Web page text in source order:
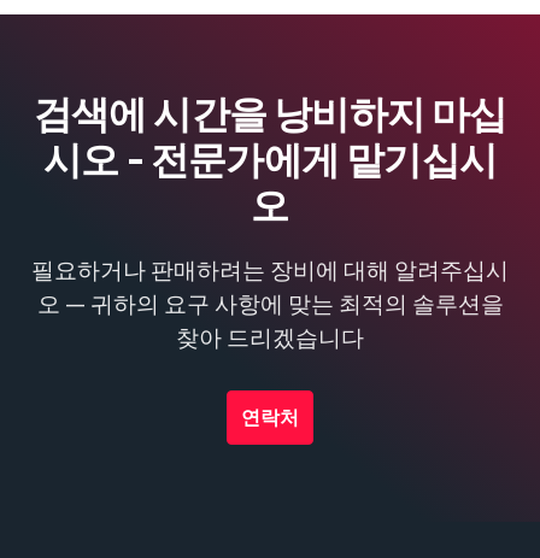
검색에 시간을 낭비하지 마십
시오 - 전문가에게 맡기십시
오
필요하거나 판매하려는 장비에 대해 알려주십시
오 — 귀하의 요구 사항에 맞는 최적의 솔루션을
찾아 드리겠습니다
연락처